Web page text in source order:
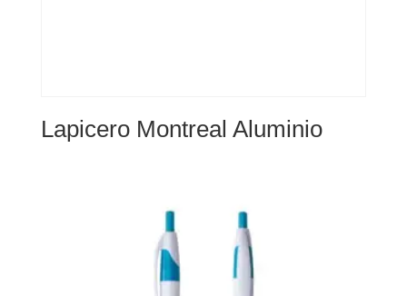
Lapicero Montreal Aluminio